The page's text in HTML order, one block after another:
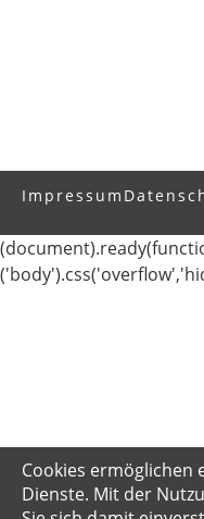
Impressum
Cookies ermöglichen
Dienste. Mit der